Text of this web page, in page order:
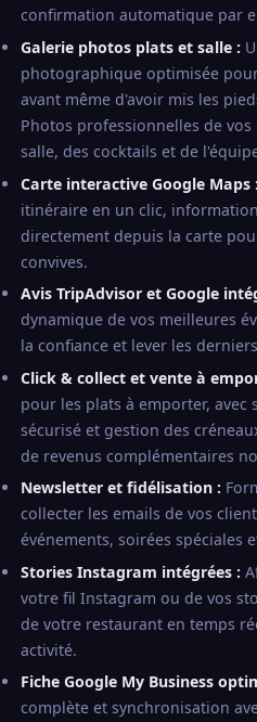
confirmation automatique par
Galerie photos plats et salle :
photographique optimisée
avant même d'avoir mis les
Photos professionnelles de
salle, des cocktails et de
Carte interactive Google Maps :
itinéraire en un clic,
directement depuis la carte
convives.
Avis TripAdvisor et Google
dynamique de vos meilleures
la confiance et lever les
Click & collect et vente à
pour les plats à emporter, avec
sécurisé et gestion des
de revenus complémentaires
Newsletter et fidélisation :
collecter les emails de vos
événements, soirées spéciales
Stories Instagram intégrées :
votre fil Instagram ou de vos
de votre restaurant en temps
activité.
Fiche Google My Business
complète et synchronisation